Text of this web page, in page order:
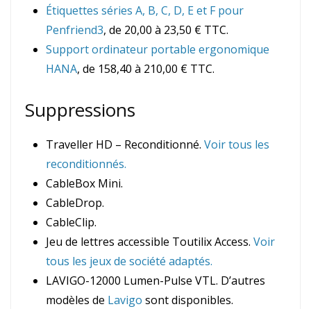
Étiquettes séries A, B, C, D, E et F pour
Penfriend3, de 20,00 à 23,50 € TTC.
Support ordinateur portable ergonomique
HANA, de 158,40 à 210,00 € TTC.
Suppressions
Traveller HD – Reconditionné. Voir tous les
reconditionnés.
CableBox Mini.
CableDrop.
CableClip.
Jeu de lettres accessible Toutilix Access. Voir
tous les jeux de société adaptés.
LAVIGO-12000 Lumen-Pulse VTL. D’autres
modèles de Lavigo sont disponibles.